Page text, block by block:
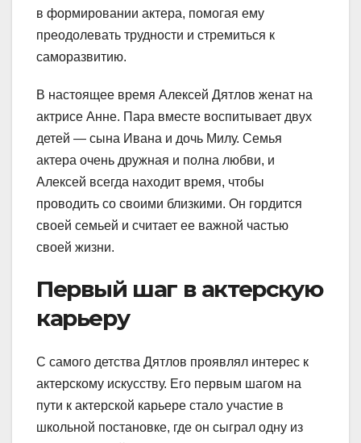
в формировании актера, помогая ему
преодолевать трудности и стремиться к
саморазвитию.
В настоящее время Алексей Дятлов женат на
актрисе Анне. Пара вместе воспитывает двух
детей — сына Ивана и дочь Милу. Семья
актера очень дружная и полна любви, и
Алексей всегда находит время, чтобы
проводить со своими близкими. Он гордится
своей семьей и считает ее важной частью
своей жизни.
Первый шаг в актерскую
карьеру
С самого детства Дятлов проявлял интерес к
актерскому искусству. Его первым шагом на
пути к актерской карьере стало участие в
школьной постановке, где он сыграл одну из